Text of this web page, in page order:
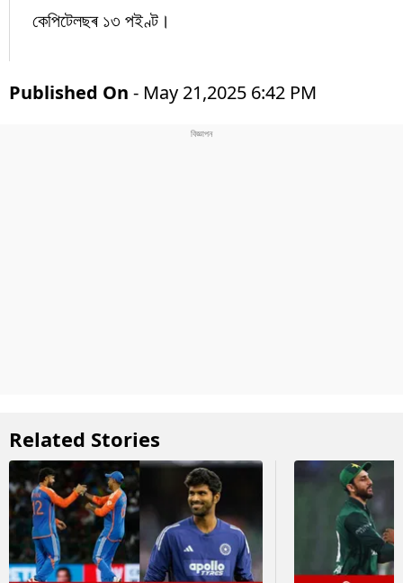
কেপিটেলছৰ ১৩ পইণ্ট।
Published On - May 21,2025 6:42 PM
Related Stories